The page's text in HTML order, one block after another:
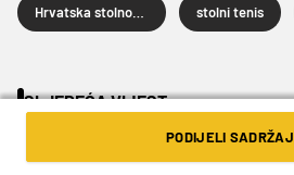
stolni tenis
SLJEDEĆA VIJEST
PODIJELI SADRŽAJ